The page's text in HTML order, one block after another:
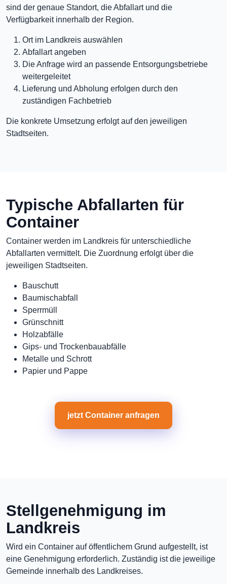
sind der genaue Standort, die Abfallart und die
Verfügbarkeit innerhalb der Region.
Ort im Landkreis auswählen
Abfallart angeben
Die Anfrage wird an passende Entsorgungsbetriebe
weitergeleitet
Lieferung und Abholung erfolgen durch den
zuständigen Fachbetrieb
Die konkrete Umsetzung erfolgt auf den jeweiligen
Stadtseiten.
Typische Abfallarten für
Container
Container werden im Landkreis für unterschiedliche
Abfallarten vermittelt. Die Zuordnung erfolgt über die
jeweiligen Stadtseiten.
Bauschutt
Baumischabfall
Sperrmüll
Grünschnitt
Holzabfälle
Gips- und Trockenbauabfälle
Metalle und Schrott
Papier und Pappe
jetzt Container anfragen
Stellgenehmigung im
Landkreis
Wird ein Container auf öffentlichem Grund aufgestellt, ist
eine Genehmigung erforderlich. Zuständig ist die jeweilige
Gemeinde innerhalb des Landkreises.